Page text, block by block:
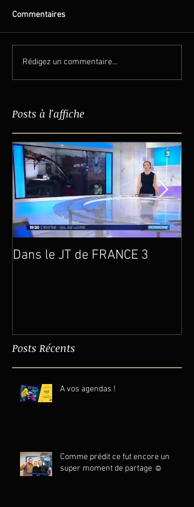
Commentaires
Rédigez un commentaire...
Posts à l'affiche
Dans le JT de FRANCE 3
Posts Récents
A vos agendas !
Comme prédit ce fut encore un
super moment de partage ☺️